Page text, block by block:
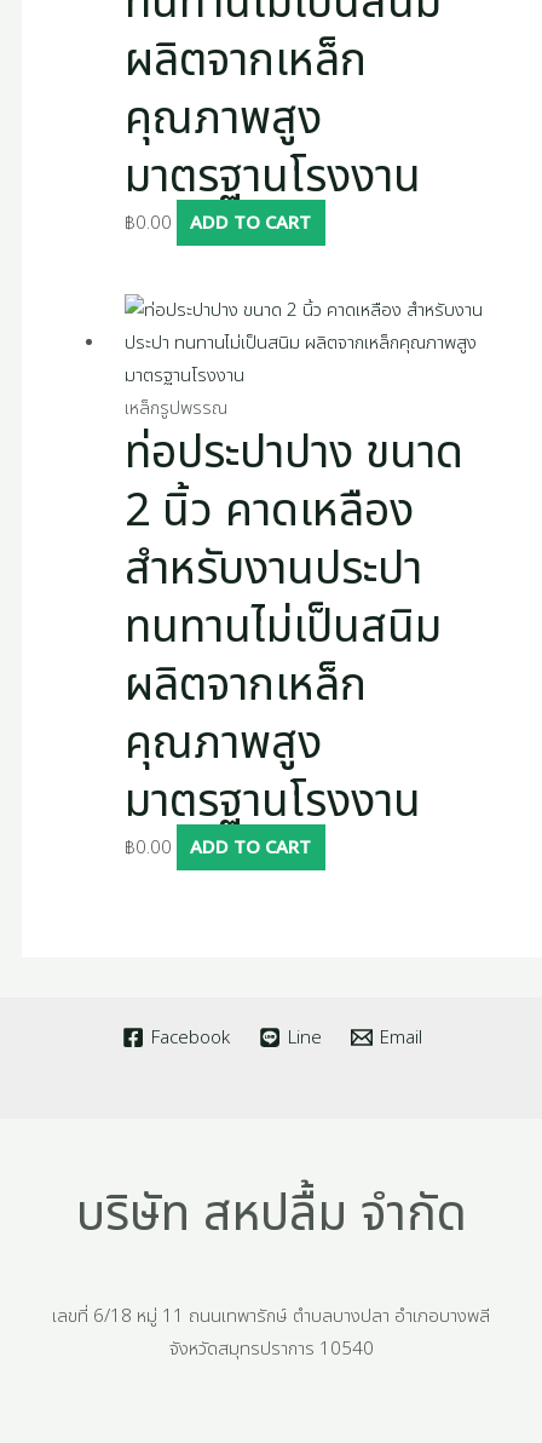
ผลิตจากเหล็ก
คุณภาพสูง
มาตรฐานโรงงาน
฿0.00 ADD TO CART
เหล็กรูปพรรณ
ท่อประปาปาง ขนาด
2 นิ้ว คาดเหลือง
สำหรับงานประปา
ทนทานไม่เป็นสนิม
ผลิตจากเหล็ก
คุณภาพสูง
มาตรฐานโรงงาน
฿0.00 ADD TO CART
Facebook Line Email
บริษัท สหปลื้ม จำกัด
เลขที่ 6/18 หมู่ 11 ถนนเทพารักษ์ ตำบลบางปลา อำเภอบางพลี
จังหวัดสมุทรปราการ 10540